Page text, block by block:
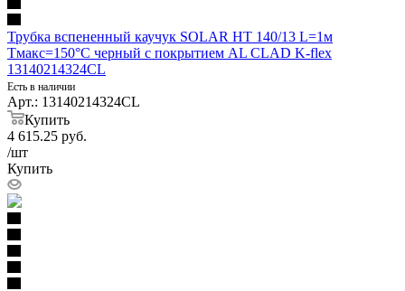
Трубка вспененный каучук SOLAR HT 140/13 L=1м
Тмакс=150°C черный с покрытием AL CLAD K-flex
13140214324CL
Есть в наличии
Арт.: 13140214324CL
Купить
4 615.25 руб.
/шт
Купить